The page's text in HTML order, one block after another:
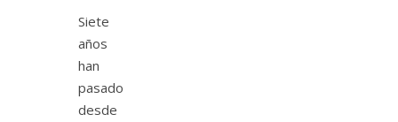
Siete
años
han
pasado
desde